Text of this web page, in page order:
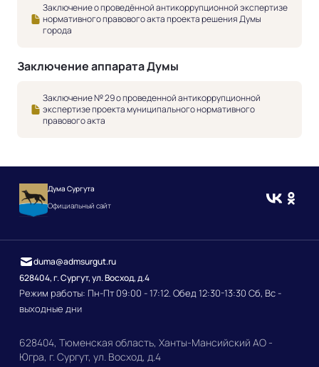
Заключение о проведённой антикоррупционной экспертизе
нормативного правового акта проекта решения Думы
города
Заключение аппарата Думы
Заключение № 29 о проведенной антикоррупционной
экспертизе проекта муниципального нормативного
правового акта
Дума Сургута
Официальный сайт
628404, г. Сургут, ул. Восход, д.4
Режим работы: Пн-Пт 09:00 - 17:12. Обед 12:30-13:30 Сб, Вс -
выходные дни
duma@admsurgut.ru
628404, Тюменская область, Ханты-Мансийский АО -
Югра, г. Сургут, ул. Восход, д.4